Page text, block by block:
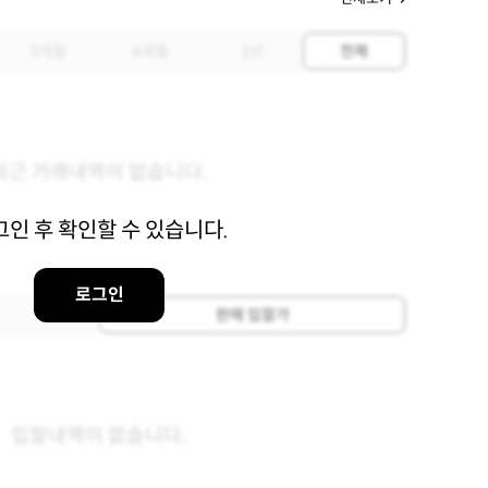
인 후 확인할 수 있습니다.
로그인
전체
판매 입찰가